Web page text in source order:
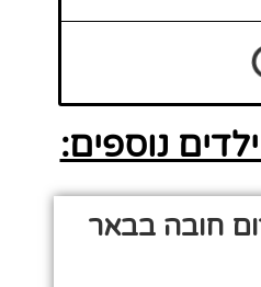
נוספים:
חובה בבאר